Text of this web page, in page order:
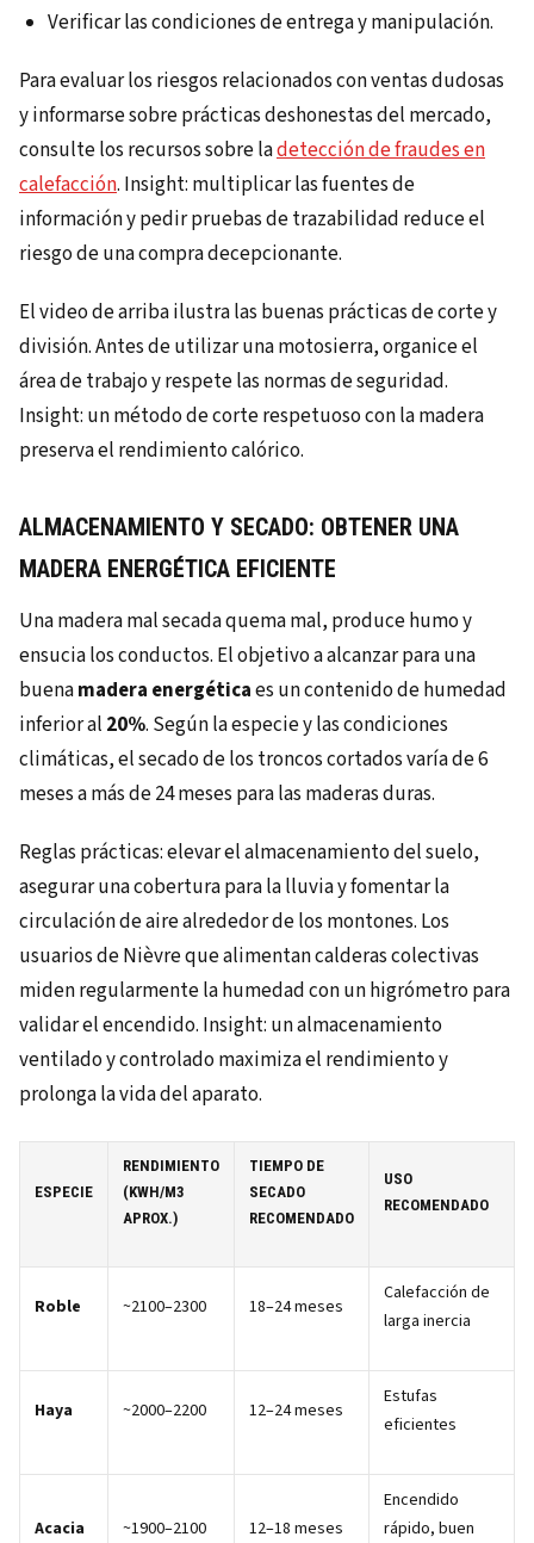
Verificar las condiciones de entrega y manipulación.
Para evaluar los riesgos relacionados con ventas dudosas
y informarse sobre prácticas deshonestas del mercado,
consulte los recursos sobre ladetección de fraudes en
calefacción. Insight: multiplicar las fuentes de
información y pedir pruebas de trazabilidad reduce el
riesgo de una compra decepcionante.
El video de arriba ilustra las buenas prácticas de corte y
división. Antes de utilizar una motosierra, organice el
área de trabajo y respete las normas de seguridad.
Insight: un método de corte respetuoso con la madera
preserva el rendimiento calórico.
ALMACENAMIENTO Y SECADO: OBTENER UNA
MADERA ENERGÉTICA EFICIENTE
Una madera mal secada quema mal, produce humo y
ensucia los conductos. El objetivo a alcanzar para una
buenamadera energéticaes un contenido de humedad
inferior al 20%. Según la especie y las condiciones
climáticas, el secado de los troncos cortados varía de 6
meses a más de 24 meses para las maderas duras.
Reglas prácticas: elevar el almacenamiento del suelo,
asegurar una cobertura para la lluvia y fomentar la
circulación de aire alrededor de los montones. Los
usuarios de Nièvre que alimentan calderas colectivas
miden regularmente la humedad con un higrómetro para
validar el encendido. Insight: un almacenamiento
ventilado y controlado maximiza el rendimiento y
prolonga la vida del aparato.
ESPECIE
RENDIMIENTO
(KWH/M3
APROX.)
TIEMPO DE
SECADO
RECOMENDADO
USO
RECOMENDADO
Roble ~2100–2300 18–24 meses
Calefacción de
larga inercia
Haya ~2000–2200 12–24 meses
Estufas
eficientes
Acacia ~1900–2100 12–18 meses
Encendido
rápido, buen